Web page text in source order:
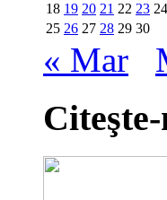
18 19 20 21 22 23 24
25 26 27 28 29 30
« Mar